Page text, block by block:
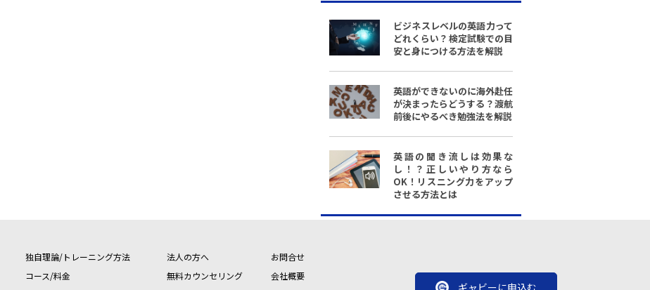
ビジネスレベルの英語力って
どれくらい？検定試験での目
安と身につける方法を解説
英語ができないのに海外赴任
が決まったらどうする？渡航
前後にやるべき勉強法を解説
英語の聞き流しは効果な
し！？正しいやり方なら
OK！リスニング力をアップ
させる方法とは
独自理論/トレーニング方法
コース/料金
法人の方へ
無料カウンセリング
お問合せ
会社概要